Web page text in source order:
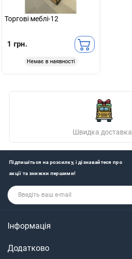
Торгові меблі-12
1 грн.
Немає в наявності
Швидка доставка
Підпишіться на розсилку, і дізнавайтеся про
акції та знижки першими!
Інформація
Додатково